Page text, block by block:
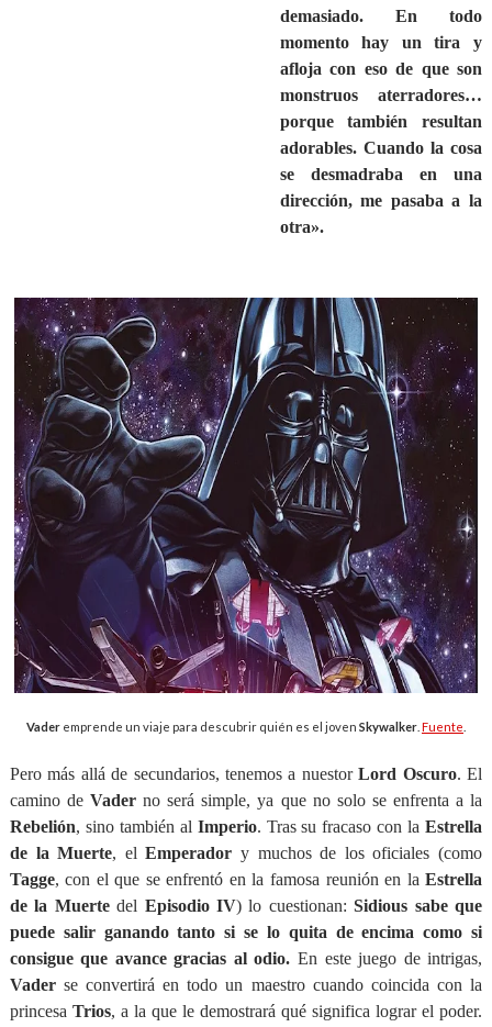
demasiado. En todo
momento hay un tira y
afloja con eso de que son
monstruos aterradores…
porque también resultan
adorables. Cuando la cosa
se desmadraba en una
dirección, me pasaba a la
otra».
Vader emprende un viaje para descubrir quién es el joven Skywalker. Fuente
Pero más allá de secundarios, tenemos a nuestorLord Oscuro. El
camino deVaderno será simple, ya que no solo se enfrenta a la
Rebelión, sino también al Imperio. Tras su fracaso con laEstrella
de la Muerte, elEmperador y muchos de los oficiales (como
Tagge, con el que se enfrentó en la famosa reunión en laEstrella
de la Muertedel Episodio IV) lo cuestionan:Sidious sabe que
puede salir ganando tanto si se lo quita de encima como si
consigue que avance gracias al odio. En este juego de intrigas,
Vaderse convertirá en todo un maestro cuando coincida con la
princesa Trios, a la que le demostrará qué significa lograr el poder.